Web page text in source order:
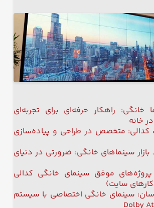
راهکار حرفه‌ای برای تجربه‌ای
خانه
متخصص در طراحی و پیاده‌سازی
سینماهای خانگی: ضرورتی در دنیای
موفق سینمای خانگی کدالی
سایت)
سینمای خانگی اختصاصی با سیستم